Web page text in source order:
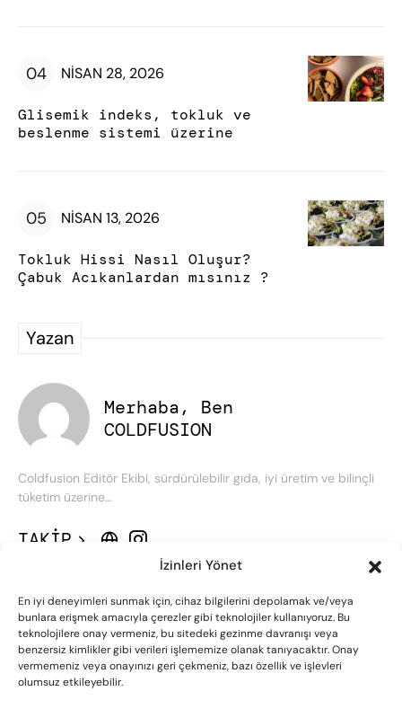
İzinleri Yönet
En iyi deneyimleri sunmak için, cihaz bilgilerini depolamak ve/veya
bunlara erişmek amacıyla çerezler gibi teknolojiler kullanıyoruz. Bu
teknolojilere onay vermeniz, bu sitedeki gezinme davranışı veya
benzersiz kimlikler gibi verileri işlememize olanak tanıyacaktır. Onay
vermemeniz veya onayınızı geri çekmeniz, bazı özellik ve işlevleri
olumsuz etkileyebilir.
NISAN 28, 2026
Glisemik indeks, tokluk ve
beslenme sistemi üzerine
NISAN 13, 2026
Tokluk Hissi Nasıl Oluşur?
Çabuk Acıkanlardan mısınız ?
Yazan
Merhaba, Ben
COLDFUSION
Coldfusion Editör Ekibi, sürdürülebilir gıda, iyi üretim ve bilinçli
tüketim üzerine…
TAKIP